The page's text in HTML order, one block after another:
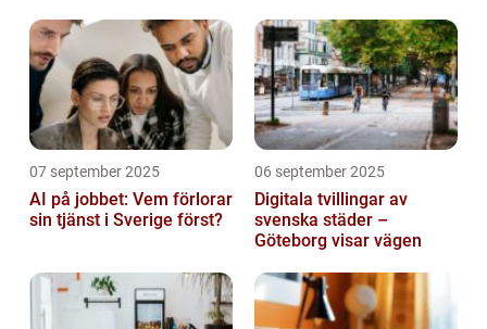
07 september 2025
AI på jobbet: Vem förlorar
sin tjänst i Sverige först?
06 september 2025
Digitala tvillingar av
svenska städer –
Göteborg visar vägen